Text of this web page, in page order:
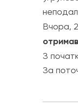
Вчора,
З
За